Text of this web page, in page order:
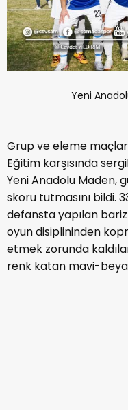
Yeni
Grup ve eleme
Eğitim karşısında
Yeni Anadolu Maden,
skoru tutmasını bildi.
defansta yapılan
oyun disiplininden
etmek zorunda
renk katan mavi-